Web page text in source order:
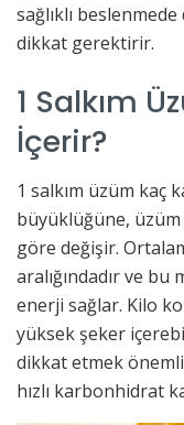
sağlıklı
dikkat gerektirir.
1 Salkım
İçerir?
1 salkım üzüm kaç
büyüklüğüne, üzüm
göre değişir.
aralığındadır ve
enerji sağlar. Kilo
yüksek şeker
dikkat etmek
hızlı karbonhidrat